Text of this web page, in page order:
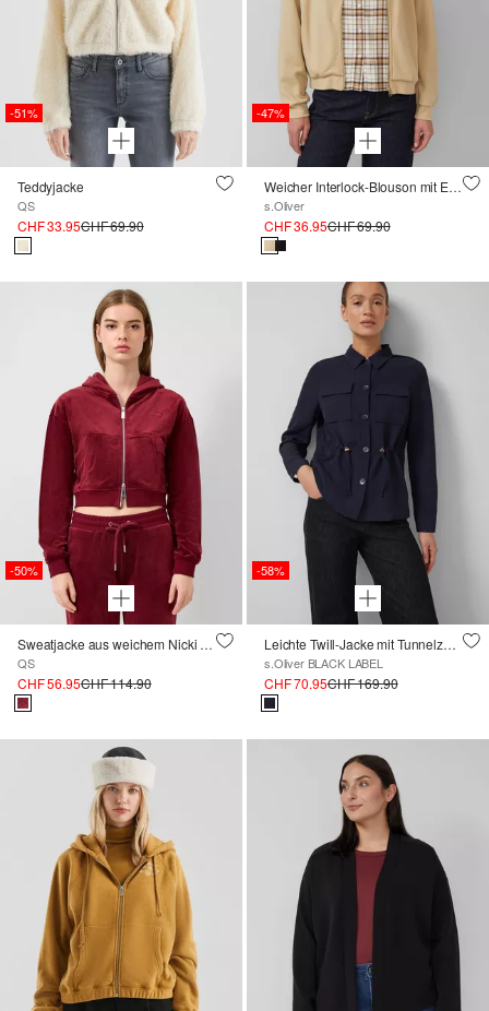
-51%
Teddyjacke
QS
CHF 33.95CHF 69.90
-47%
Weicher Interlock-Blouson mit Eingrifftaschen
s.Oliver
CHF 36.95CHF 69.90
-50%
Sweatjacke aus weichem Nicki mit Logo-Stickerei ; QS x Von Dutch
QS
CHF 56.95CHF 114.90
-58%
Leichte Twill-Jacke mit Tunnelzug an der Taille
s.Oliver BLACK LABEL
CHF 70.95CHF 169.90